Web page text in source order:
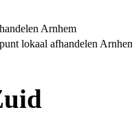
Arnhem
lokaal afhandelen